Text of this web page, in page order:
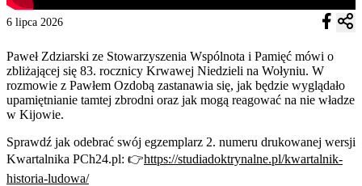
6 lipca 2026
Paweł Zdziarski ze Stowarzyszenia Wspólnota i Pamięć mówi o
zbliżającej się 83. rocznicy Krwawej Niedzieli na Wołyniu. W
rozmowie z Pawłem Ozdobą zastanawia się, jak będzie wyglądało
upamiętnianie tamtej zbrodni oraz jak mogą reagować na nie władze
w Kijowie.
Sprawdź jak odebrać swój egzemplarz 2. numeru drukowanej wersji
Kwartalnika PCh24.pl: 👉https://studiadoktrynalne.pl/kwartalnik-
historia-ludowa/